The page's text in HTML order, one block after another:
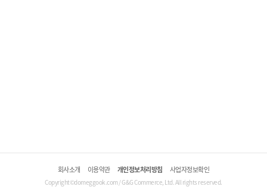
회사소개 이용약관 개인정보처리방침 사업자정보확인
Copyright©domeggook.com / G&G Commerce, Ltd. All rights reserved.